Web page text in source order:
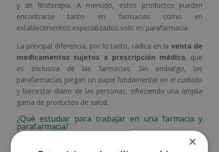
y de fitoterapia. A menudo, estos productos pueden
encontrarse tanto en farmacias como en
establecimientos especializados solo en parafarmacia.
La principal diferencia, por lo tanto, radica en la venta de
medicamentos sujetos a prescripción médica, que
es exclusiva de las farmacias. Sin embargo, las
parafarmacias juegan un papel fundamental en el cuidado
y bienestar diario de las personas, ofreciendo una amplia
gama de productos de salud.
¿Qué estudiar para trabajar en una farmacia y
parafarmacia?
Si estás pensando en formarte en este campo, la
maestría internacional en auxiliar de farmacia y
×